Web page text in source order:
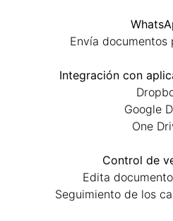
Envía documentos
Integración con
Google
One
Control de
Edita
Seguimiento de los